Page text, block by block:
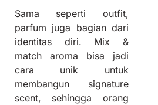
Sama seperti outfit,
parfum juga bagian dari
identitas diri. Mix &
match aroma bisa jadi
cara unik untuk
membangun signature
scent, sehingga orang